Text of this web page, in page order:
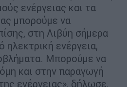
ενέργειας και τα
μπορούμε να
στη Λιβύη σήμερα
ηλεκτρική ενέργεια,
Μπορούμε να
και στην παραγωγή
ενέργειας», δήλωσε,